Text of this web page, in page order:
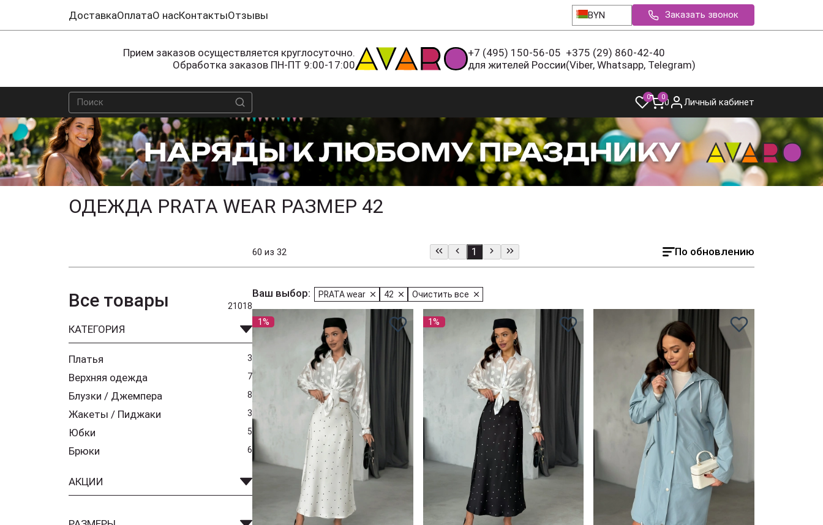
ДоставкаОплатаО насКонтактыОтзывы BYN Заказать звонок
Прием заказов осуществляется круглосуточно.
Обработка заказов ПН-ПТ 9:00-17:00
+7 (495) 150-56-05
для жителей России
+375 (29) 860-42-40
(Viber, Whatsapp, Telegram)
0 00 Личный кабинет
ОДЕЖДА PRATA WEAR РАЗМЕР 42
60 из 32 По обновлению
1
Все товары 21018
КАТЕГОРИЯ
Платья 3
Верхняя одежда 7
Блузки / Джемпера 8
Жакеты / Пиджаки 3
Юбки 5
Брюки 6
АКЦИИ
Ваш выбор: PRATA wear 42 Очистить все
1% 1%